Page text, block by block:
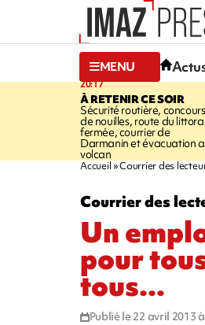
MENU
20:17
À RETENIR CE SOIR
Sécurité routière, concours
de nouilles, route du littoral
fermée, courrier de
Darmanin et évacuation
volcan
Accueil Courrier des
Courrier des
Un
pour
tous...
Publié le 22 avril 2013